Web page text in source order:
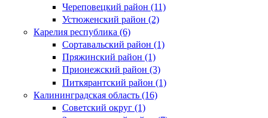
Череповецкий район (11)
Устюженский район (2)
Карелия республика (6)
Сортавальский район (1)
Пряжинский район (1)
Прионежский район (3)
Питкярантский район (1)
Калининградская область (16)
Советский округ (1)